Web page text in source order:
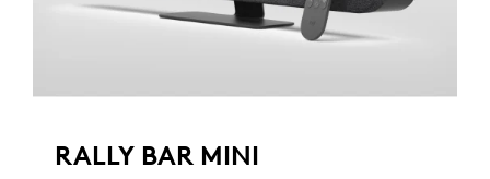
RALLY BAR MINI